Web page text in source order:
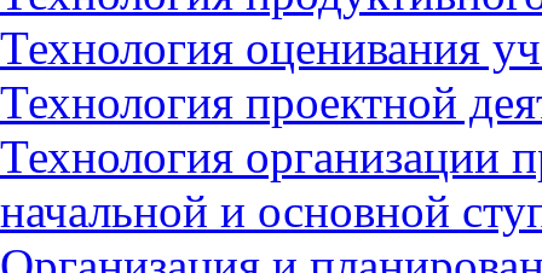
Технология оценивания
Технология проектной
Технология организации
начальной и основной